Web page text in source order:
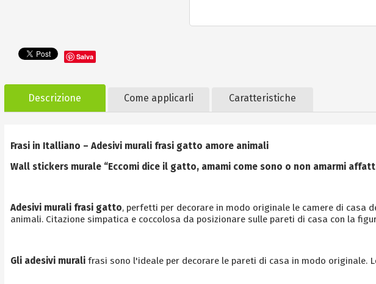
Salva
Descrizione Come applicarli Caratteristiche
Frasi in Italliano – Adesivi murali frasi gatto amore animali
Wall stickers murale “Eccomi dice il gatto, amami come sono o non amarmi
Adesivi murali frasi gatto, perfetti per decorare in modo originale le camere di casa
animali. Citazione simpatica e coccolosa da posizionare sulle pareti di casa con la
Gli adesivi muralifrasi sono l'ideale per decorare le pareti di casa in modo originale.